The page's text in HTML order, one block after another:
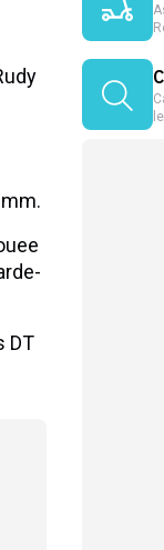
DT